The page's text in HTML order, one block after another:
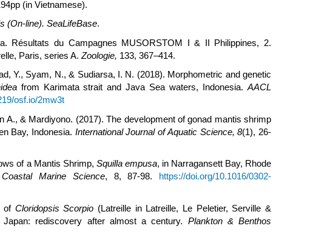
(in Vietnamese).
(On-line). SeaLifeBase.
Résultats du Campagnes MUSORSTOM I & II Philippines, 2.
Paris, series A. Zoologie, 133, 367–414.
Y., Syam, N., & Sudiarsa, I. N. (2018). Morphometric and genetic
from Karimata strait and Java Sea waters, Indonesia.AACL
osf.io/2mw3t
A., & Mardiyono. (2017). The development of gonad mantis shrimp
Bay, Indonesia. International Journal of Aquatic Science, 8(1), 26-
of a Mantis Shrimp, Squilla empusa, in Narragansett Bay, Rhode
Marine Science, 8, 87-98. https://doi.org/10.1016/0302-
of Cloridopsis Scorpio (Latreille in Latreille, Le Peletier, Serville &
rediscovery after almost a century. Plankton & Benthos